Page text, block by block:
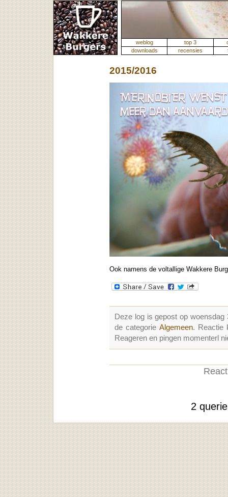
weblog top 3
downloads
recensies
2015/2016
Ook namens de voltallige Wakkere
Deze log is gepost op
de categorie Algemeen. Reactie
Reageren en pingen momenterl
2